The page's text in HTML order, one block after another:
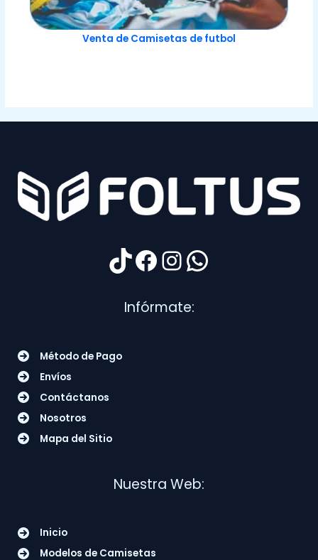
Venta de Camisetas de futbol
TikTok
Facebook
Instagram
WhatsApp
Infórmate:
Método de Pago
Envíos
Contáctanos
Nosotros
Mapa del Sitio
Nuestra Web:
Inicio
Modelos de Camisetas